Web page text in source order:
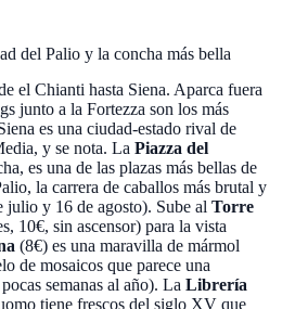
del Palio y la concha más bella
el Chianti hasta Siena. Aparca fuera
junto a la Fortezza son los más
es una ciudad-estado rival de
y se nota. La Piazza del
es una de las plazas más bellas de
la carrera de caballos más brutal y
julio y 16 de agosto). Sube al Torre
10€, sin ascensor) para la vista
(8€) es una maravilla de mármol
de mosaicos que parece una
semanas al año). La Librería
tiene frescos del siglo XV que